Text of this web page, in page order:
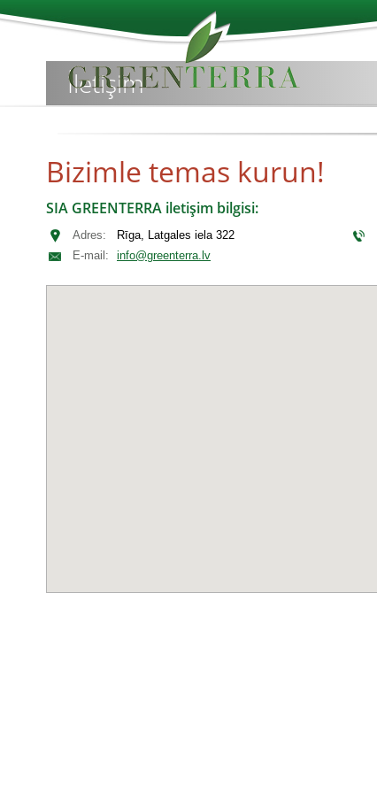
İletişim
Bizimle temas kurun!
SIA GREENTERRA iletişim bilgisi:
Adres:
Rīga, Latgales iela 322
E-mail:
info@greenterra.lv